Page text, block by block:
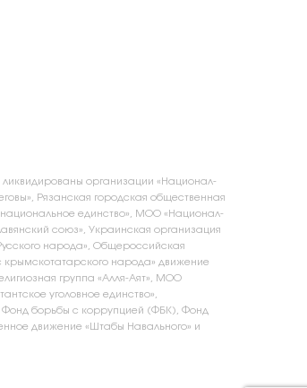
организации «Национал-
Рязанская городская общественная
единство», МОО «Национал-
союз», Украинская организация
народа», Общероссийская
крымскотатарского народа» движение
группа «Алля-Аят», МОО
уголовное единство»,
Фонд борьбы с коррупцией (ФБК), Фонд
движение «Штабы Навального» и